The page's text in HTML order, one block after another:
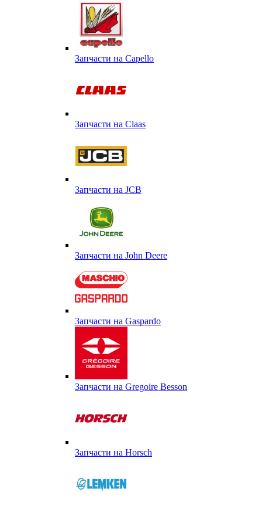
Запчасти на Capello
Запчасти на Сlaas
Запчасти на JCB
Запчасти на John Deere
Запчасти на Gaspardo
Запчасти на Gregoire Besson
Запчасти на Horsch